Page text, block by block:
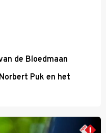
de Bloedmaan
Puk en het